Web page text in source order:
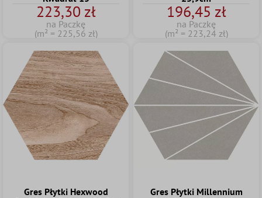
223,30 zł
na Paczkę
(m² = 225,56 zł)
196,45 zł
na Paczkę
(m² = 223,24 zł)
Gres Płytki Hexwood
Gres Płytki Millennium